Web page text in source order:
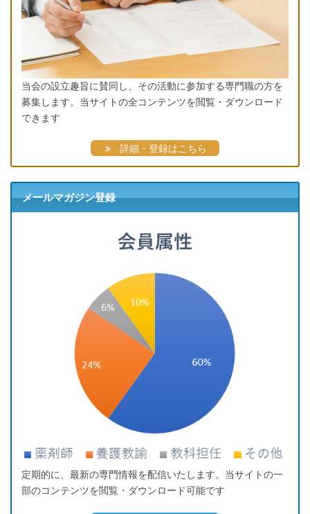
当会の設立趣旨に賛同し、その活動に参加する専門職の方を
募集します。当サイトの全コンテンツを閲覧・ダウンロード
できます
詳細・登録はこちら
メールマガジン登録
定期的に、最新の専門情報を配信いたします。当サイトの一
部のコンテンツを閲覧・ダウンロード可能です